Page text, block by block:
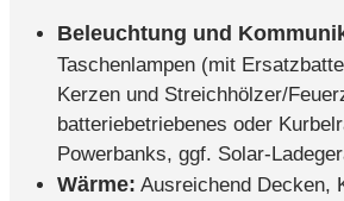
Beleuchtung und
Taschenlampen (mit
Kerzen und Streichhölzer/
batteriebetriebenes oder
Powerbanks, ggf. Solar-
Wärme: Ausreichend Decken,